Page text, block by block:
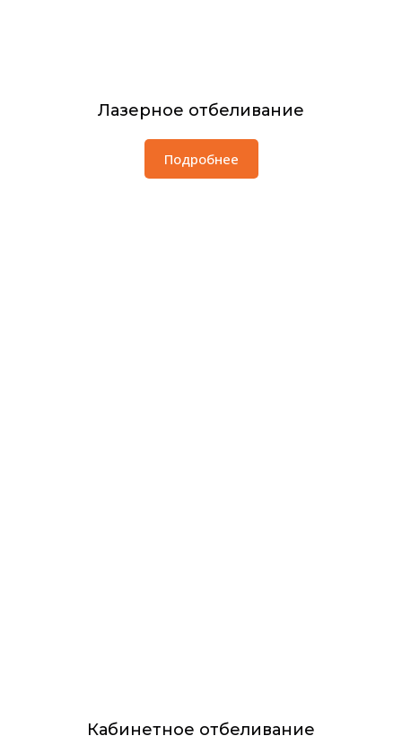
Лазерное отбеливание
Подробнее
Кабинетное отбеливание